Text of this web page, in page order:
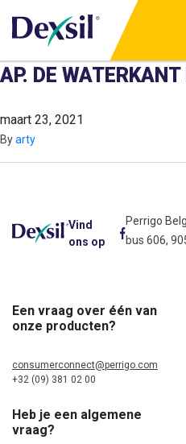
AP. DE
maart 23, 2021
Byarty
Vind
ons op
Perrigo
bus 606,
Een vraag over één van
onze producten?
consumerconnect@perrigo.com
+32 (09) 381 02 00
Heb je een algemene
vraag?